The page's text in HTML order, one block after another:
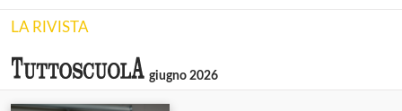
LA RIVISTA
giugno 2026